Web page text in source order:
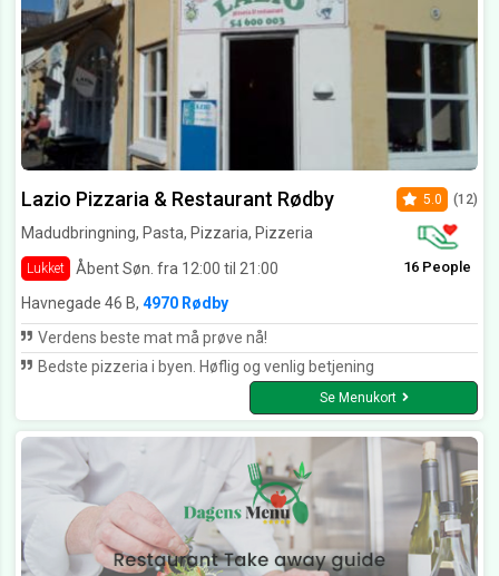
Lazio Pizzaria & Restaurant Rødby
Madudbringning, Pasta, Pizzaria, Pizzeria
Lukket Åbent Søn. fra 12:00 til 21:00
5.0 (12)
16 People
Havnegade 46 B, 4970 Rødby
Verdens beste mat må prøve nå!
Bedste pizzeria i byen. Høflig og venlig betjening
Se Menukort